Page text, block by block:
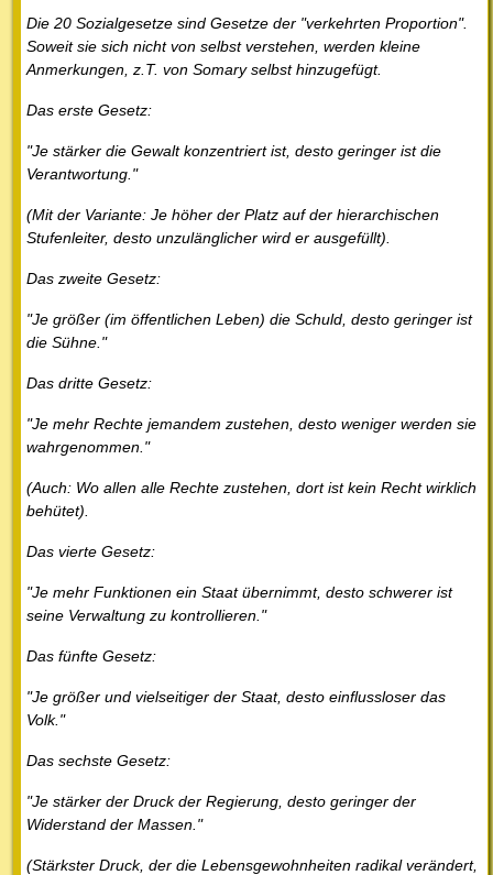
Die 20 Sozialgesetze sind Gesetze der "verkehrten Proportion".
Soweit sie sich nicht von selbst verstehen, werden kleine
Anmerkungen, z.T. von Somary selbst hinzugefügt.
Das erste Gesetz:
"Je stärker die Gewalt konzentriert ist, desto geringer ist die
Verantwortung."
(Mit der Variante: Je höher der Platz auf der hierarchischen
Stufenleiter, desto unzulänglicher wird er ausgefüllt).
Das zweite Gesetz:
"Je größer (im öffentlichen Leben) die Schuld, desto geringer ist
die Sühne."
Das dritte Gesetz:
"Je mehr Rechte jemandem zustehen, desto weniger werden sie
wahrgenommen."
(Auch: Wo allen alle Rechte zustehen, dort ist kein Recht wirklich
behütet).
Das vierte Gesetz:
"Je mehr Funktionen ein Staat übernimmt, desto schwerer ist
seine Verwaltung zu kontrollieren."
Das fünfte Gesetz:
"Je größer und vielseitiger der Staat, desto einflussloser das
Volk."
Das sechste Gesetz:
"Je stärker der Druck der Regierung, desto geringer der
Widerstand der Massen."
(Stärkster Druck, der die Lebensgewohnheiten radikal verändert,